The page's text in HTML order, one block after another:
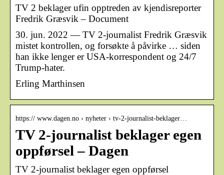
TV 2 beklager ufin opptreden av kjendisreporter
Fredrik Græsvik – Document
30. jun. 2022 — TV 2-journalist Fredrik Græsvik
mistet kontrollen, og forsøkte å påvirke … siden
han ikke lenger er USA-korrespondent og 24/7
Trump-hater.
Erling Marthinsen
https:// www.dagen.no › nyheter › tv-2-journalist-beklager…
TV 2-journalist beklager egen
oppførsel – Dagen
TV 2-journalist beklager egen oppførsel